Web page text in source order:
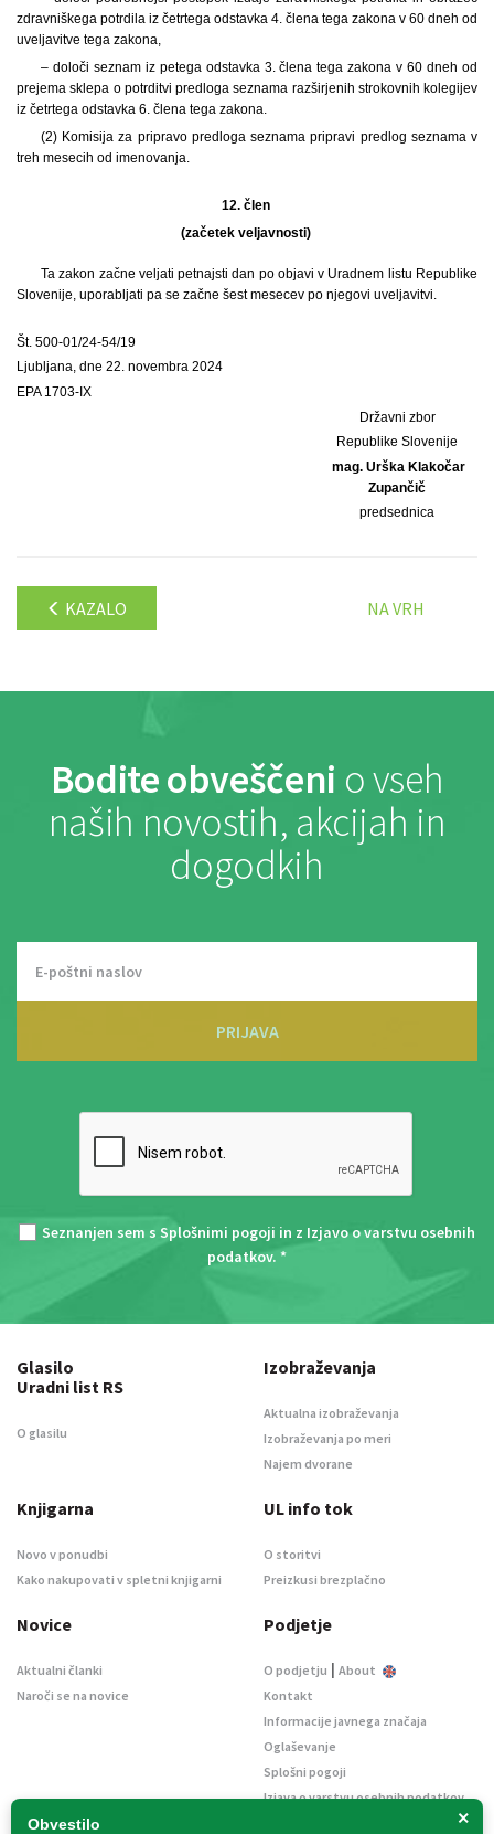
zdravniškega potrdila iz četrtega odstavka 4. člena tega zakona v 60 dneh od
uveljavitve tega zakona,
– določi seznam iz petega odstavka 3. člena tega zakona v 60 dneh od
prejema sklepa o potrditvi predloga seznama razširjenih strokovnih kolegijev
iz četrtega odstavka 6. člena tega zakona.
(2) Komisija za pripravo predloga seznama pripravi predlog seznama v
treh mesecih od imenovanja.
12. člen
(začetek veljavnosti)
Ta zakon začne veljati petnajsti dan po objavi v Uradnem listu Republike
Slovenije, uporabljati pa se začne šest mesecev po njegovi uveljavitvi.
Št. 500-01/24-54/19
Ljubljana, dne 22. novembra 2024
EPA 1703-IX
Državni zbor
Republike Slovenije
mag. Urška Klakočar
Zupančič
predsednica
KAZALO NA VRH
Bodite obveščeni o vseh
naših novostih, akcijah in
dogodkih
PRIJAVA
Seznanjen sem s Splošnimi pogoji in z Izjavo o varstvu osebnih
podatkov. *
×
Obvestilo
Glasilo
Uradni list RS
O glasilu
Izobraževanja
Aktualna izobraževanja
Izobraževanja po meri
Najem dvorane
Knjigarna
Novo v ponudbi
Kako nakupovati v spletni knjigarni
UL info tok
O storitvi
Preizkusi brezplačno
Novice
Aktualni članki
Naroči se na novice
Podjetje
O podjetju | About
Kontakt
Informacije javnega značaja
Oglaševanje
Splošni pogoji
Izjava o varstvu osebnih podatkov